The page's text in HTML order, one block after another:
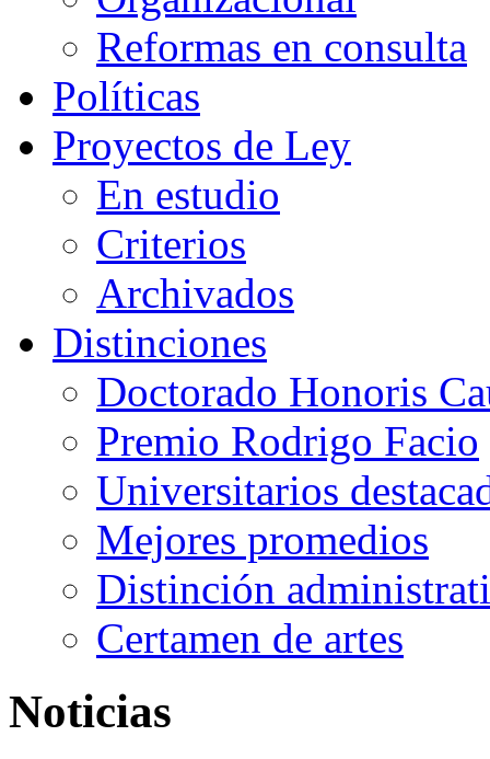
Reformas en consulta
Políticas
Proyectos de Ley
En estudio
Criterios
Archivados
Distinciones
Doctorado Honoris
Premio Rodrigo Facio
Universitarios
Mejores promedios
Distinción
Certamen de artes
Noticias